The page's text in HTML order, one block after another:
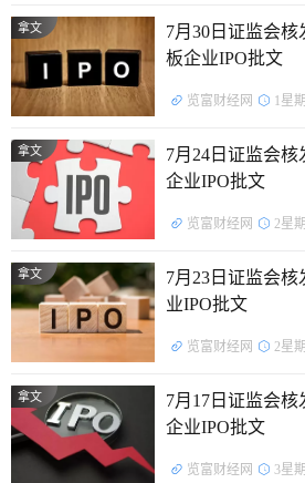
拿文
7月30日证监会
板企业IPO批文
览富财经网 1星
拿文
7月24日证监会
企业IPO批文
览富财经网 2星
拿文
7月23日证监会
业IPO批文
览富财经网 2星
拿文
7月17日证监会
企业IPO批文
览富财经网 3星